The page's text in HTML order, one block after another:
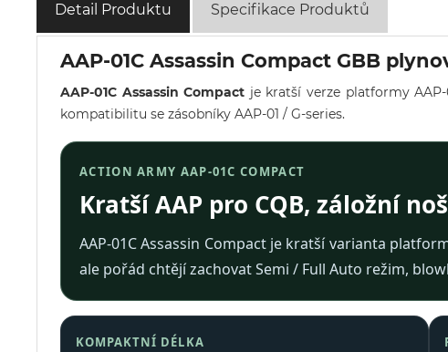
Detail Produktu Specifikace Produktů
AAP-01C Assassin Compact GBB
AAP-01C Assassin Compact je kratší verze platformy
kompatibilitu se zásobníky AAP-01 / G-series.
ACTION ARMY AAP-01C COMPACT
Kratší AAP pro CQB, záložní
AAP-01C Assassin Compact je kratší varianta
ale pořád chtějí zachovat Semi / Full Auto režim,
KOMPAKTNÍ DÉLKA